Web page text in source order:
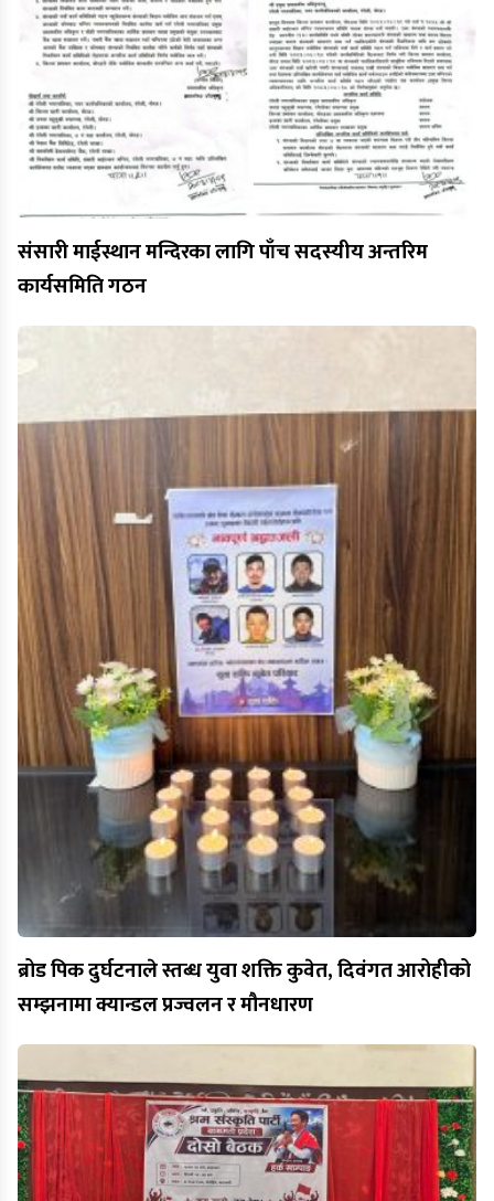
संसारी माईस्थान मन्दिरका लागि पाँच सदस्यीय अन्तरिम
कार्यसमिति गठन
ब्रोड पिक दुर्घटनाले स्तब्ध युवा शक्ति कुवेत, दिवंगत आरोहीको
सम्झनामा क्यान्डल प्रज्वलन र मौनधारण